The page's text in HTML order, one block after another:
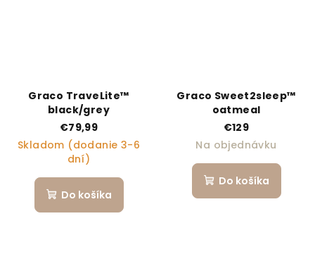
Graco TraveLite™
black/grey
€79,99
Skladom (dodanie 3-6
dní)
Do košíka
Graco Sweet2sleep™
oatmeal
€129
Na objednávku
Do košíka